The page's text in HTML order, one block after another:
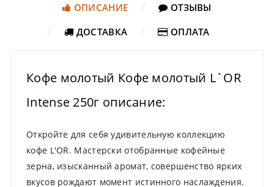
ОПИСАНИЕ
ОТЗЫВЫ
ДОСТАВКА
ОПЛАТА
Кофе молотый Кофе молотый L`OR
Intense 250г описание:
Откройте для себя удивительную коллекцию
кофе L'OR. Мастерски отобранные кофейные
зерна, изысканный аромат, совершенство ярких
вкусов рождают момент истинного наслаждения.